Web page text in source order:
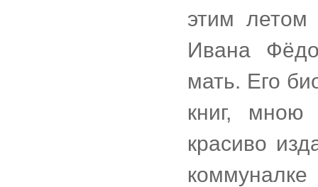
этим
Ивана
мать. Его
книг, мною
красиво